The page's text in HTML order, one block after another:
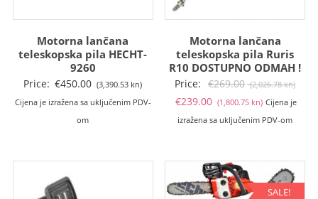
Motorna lančana
teleskopska pila HECHT-
9260
Price: €450.00 (3,390.53 kn)
Cijena je izražena sa uključenim PDV-
om
Motorna lančana
teleskopska pila Ruris
R10 DOSTUPNO ODMAH !
Price: €269.00 (2,026.78 kn)
€239.00 (1,800.75 kn)Trenutna
cijena
(1,800.75
kn).
Cijena je
izražena sa uključenim PDV-om
SALE!